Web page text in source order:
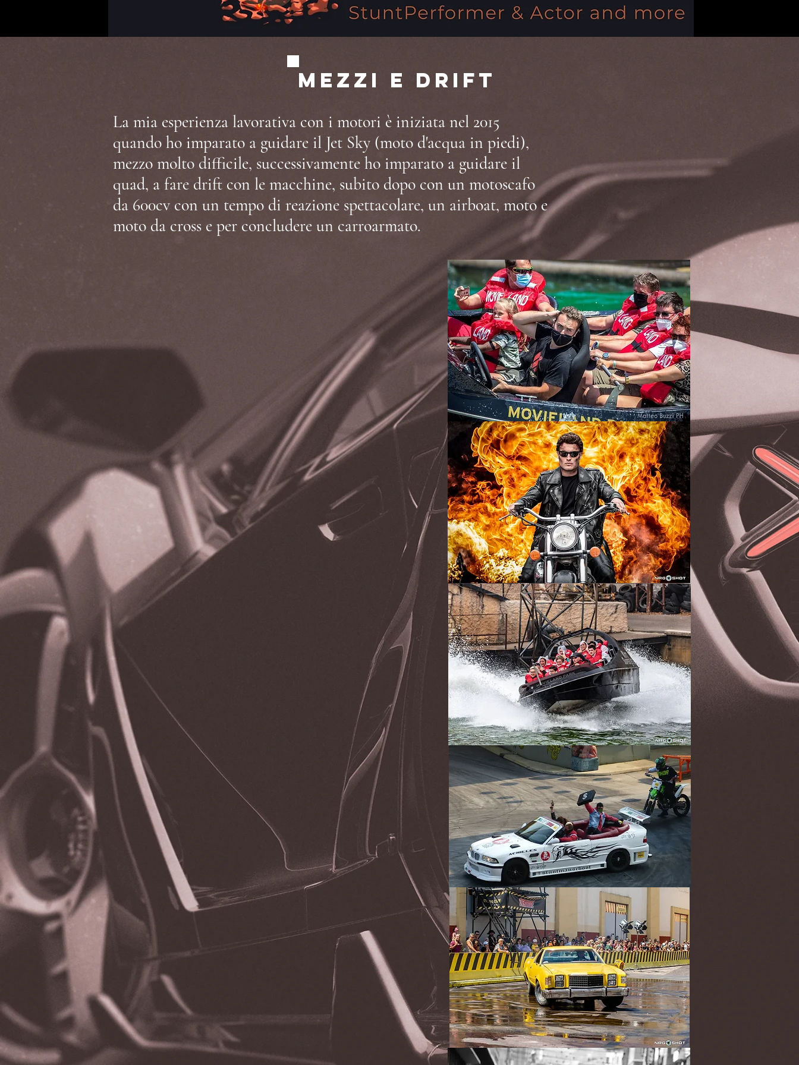
Mezzi e drift
La mia esperienza lavorativa con i motori è iniziata nel 2015
quando ho imparato a guidare il Jet Sky (moto d'acqua in piedi),
mezzo molto difficile, successivamente ho imparato a guidare il
quad, a fare drift con le macchine, subito dopo con un motoscafo
da 600cv con un tempo di reazione spettacolare, un airboat, moto e
moto da cross e per concludere un carroarmato.